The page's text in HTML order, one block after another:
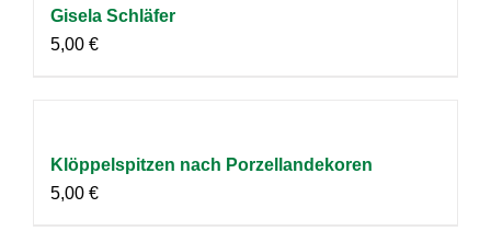
Gisela Schläfer
5,00 €
Klöppelspitzen nach Porzellandekoren
5,00 €